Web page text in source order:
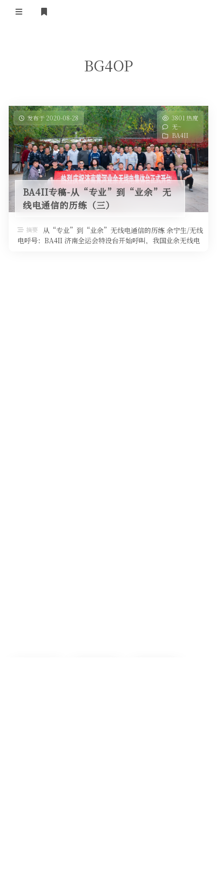
关于黄河
黄河使命
黄河新闻
政策法规
活动竞赛
行业新闻
无线电资料
BA4II
图文教程
视频资料
HAM技巧
软件
器材专区
车载类别
摩托车
编号申请
黄河直播
编号查询
BG4OP
发布于 2020-08-28
3801 热度
无~
BA4II
BA4II专稿-从“专业”到“业余”无
线电通信的历练（三）
摘要
从“专业”到“业余”无线电通信的历练 余宁生/无线
电呼号：BA4II 济南全运会特设台开始呼叫，我国业余无线电